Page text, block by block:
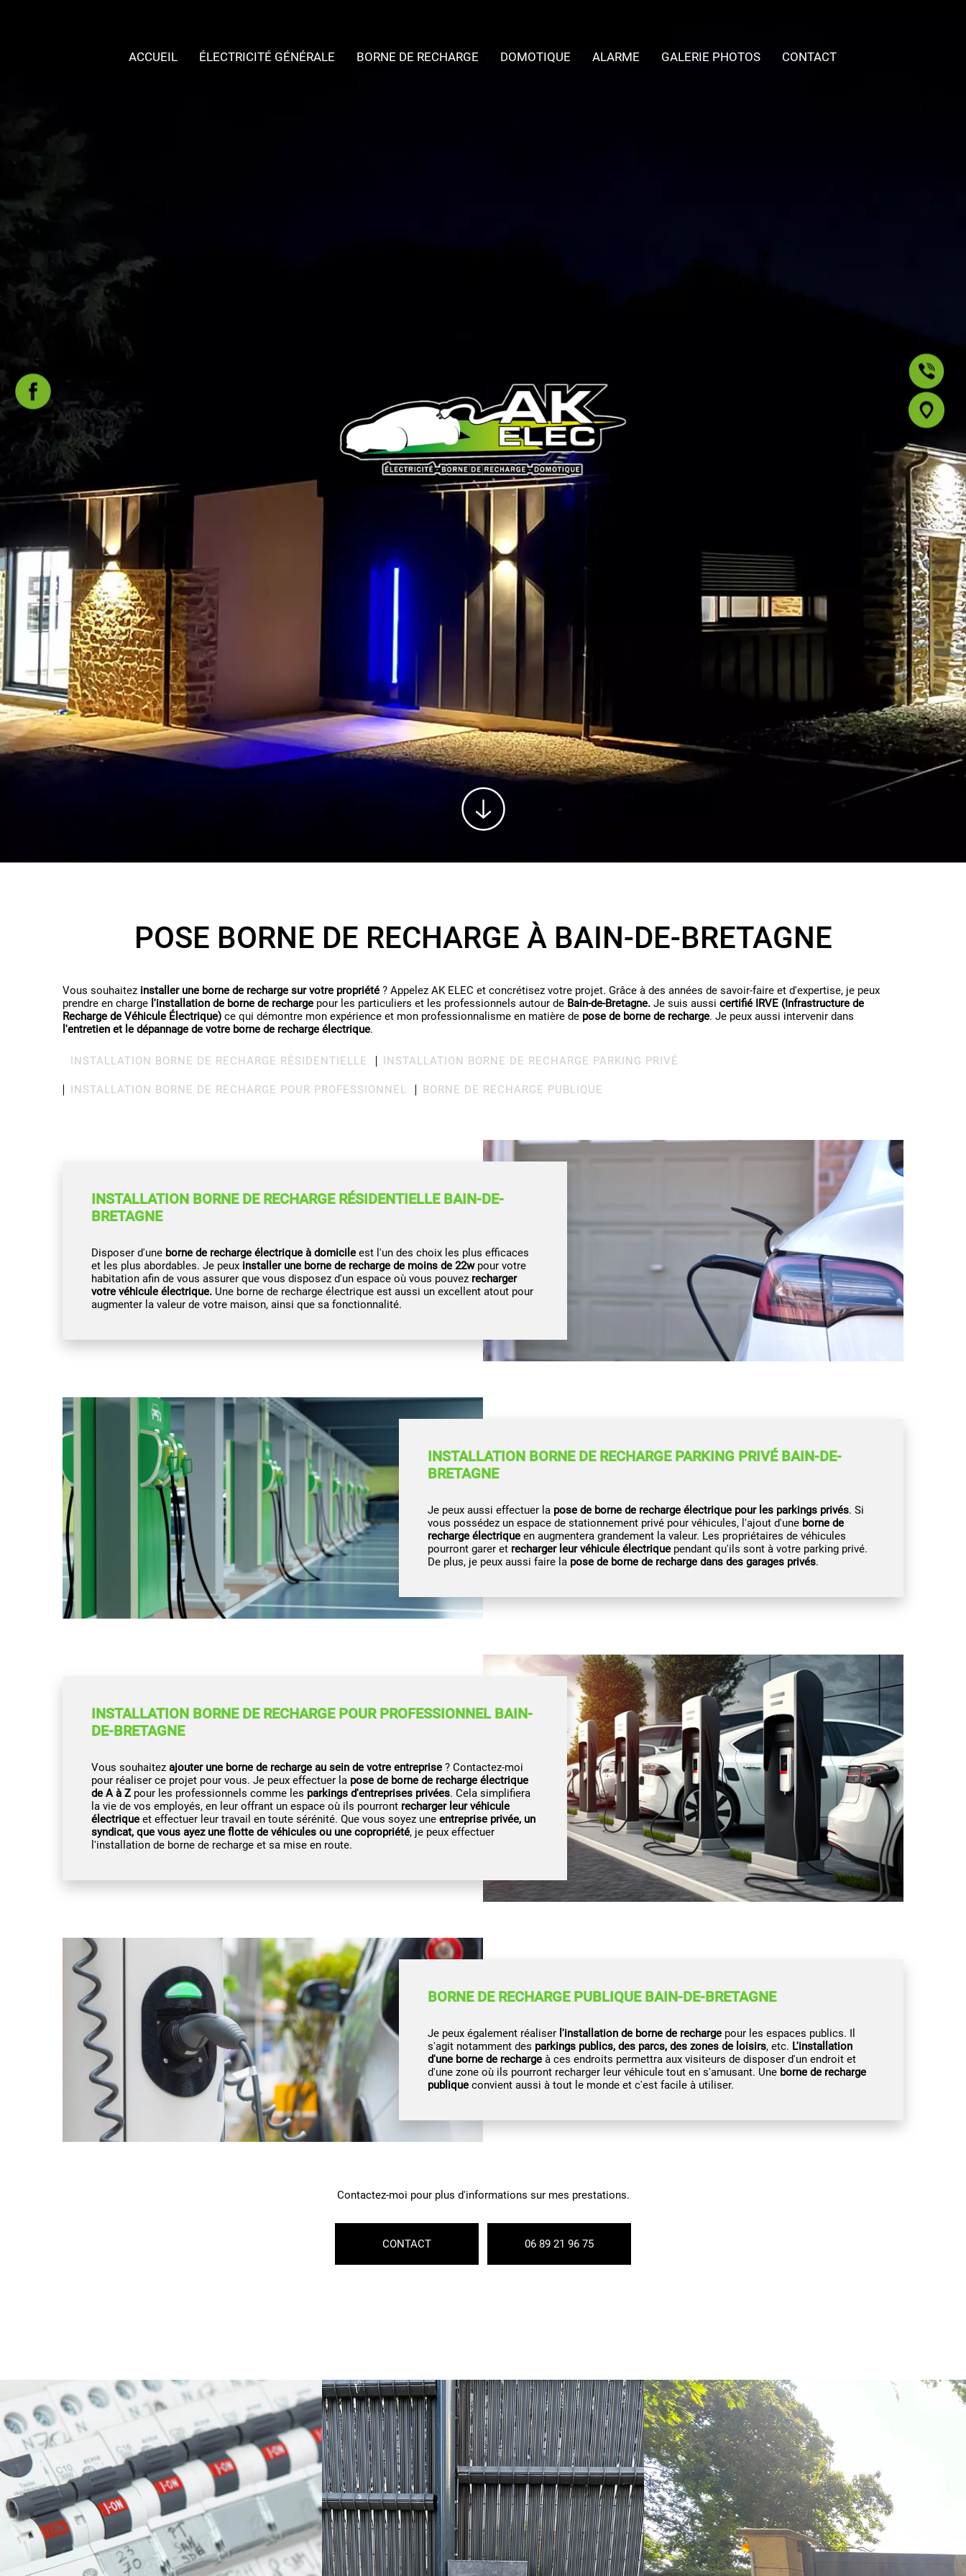
ACCUEIL ÉLECTRICITÉ GÉNÉRALE BORNE DE RECHARGE DOMOTIQUE ALARME GALERIE PHOTOS CONTACT
POSE BORNE DE RECHARGE À BAIN-DE-BRETAGNE
Vous souhaitez installer une borne de recharge sur votre propriété ? Appelez AK ELEC et concrétisez votre projet. Grâce à des années de savoir-faire et d'expertise, je peux
prendre en charge l'installation de borne de recharge pour les particuliers et les professionnels autour de Bain-de-Bretagne. Je suis aussi certifié IRVE (Infrastructure de
Recharge de Véhicule Électrique) ce qui démontre mon expérience et mon professionnalisme en matière de pose de borne de recharge. Je peux aussi intervenir dans
l'entretien et le dépannage de votre borne de recharge électrique.
INSTALLATION BORNE DE RECHARGE RÉSIDENTIELLE INSTALLATION BORNE DE RECHARGE PARKING PRIVÉ
INSTALLATION BORNE DE RECHARGE POUR PROFESSIONNEL BORNE DE RECHARGE PUBLIQUE
INSTALLATION BORNE DE RECHARGE RÉSIDENTIELLE BAIN-DE-
BRETAGNE
Disposer d'une borne de recharge électrique à domicile est l'un des choix les plus efficaces
et les plus abordables. Je peux installer une borne de recharge de moins de 22wpour votre
habitation afin de vous assurer que vous disposez d'un espace où vous pouvez recharger
votre véhicule électrique. Une borne de recharge électrique est aussi un excellent atout pour
augmenter la valeur de votre maison, ainsi que sa fonctionnalité.
INSTALLATION BORNE DE RECHARGE PARKING PRIVÉ BAIN-DE-
BRETAGNE
Je peux aussi effectuer la pose de borne de recharge électrique pour les parkings privés. Si
vous possédez un espace de stationnement privé pour véhicules, l'ajout d'une borne de
recharge électrique en augmentera grandement la valeur. Les propriétaires de véhicules
pourront garer et recharger leur véhicule électrique pendant qu'ils sont à votre parking privé.
De plus, je peux aussi faire la pose de borne de recharge dans des garages privés.
INSTALLATION BORNE DE RECHARGE POUR PROFESSIONNEL BAIN-
DE-BRETAGNE
Vous souhaitez ajouter une borne de recharge au sein de votre entreprise ? Contactez-moi
pour réaliser ce projet pour vous. Je peux effectuer la pose de borne de recharge électrique
de A à Z pour les professionnels comme les parkings d'entreprises privées. Cela simplifiera
la vie de vos employés, en leur offrant un espace où ils pourront recharger leur véhicule
électrique et effectuer leur travail en toute sérénité. Que vous soyez une entreprise privée, un
syndicat, que vous ayez une flotte de véhicules ou une copropriété, je peux effectuer
l'installation de borne de recharge et sa mise en route.
BORNE DE RECHARGE PUBLIQUE BAIN-DE-BRETAGNE
Je peux également réaliser l'installation de borne de recharge pour les espaces publics. Il
s'agit notamment des parkings publics, des parcs, des zones de loisirs, etc. L'installation
d'une borne de recharge à ces endroits permettra aux visiteurs de disposer d'un endroit et
d'une zone où ils pourront recharger leur véhicule tout en s'amusant. Une borne de recharge
publique convient aussi à tout le monde et c'est facile à utiliser.
Contactez-moi pour plus d'informations sur mes prestations.
CONTACT 06 89 21 96 75